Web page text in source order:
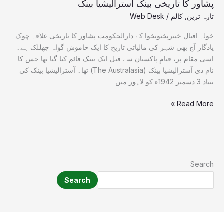
پشاور کا تاریخی بینک آسترالیشیا بینک
تازہ ترین کالم /
Web Desk
خولہ اقبال خیبرپختونخوا کے دارالحکومت پشاور کا تاریخی علاقہ چوک
یادگار آج بھی شہر کی مالیاتی تاریخ کا ایک خاموش گواہ جھللک ہے۔
اسی مقام پر، قیامِ پاکستان سے قبل ایک بینک قائم کیا گیا تھا جس کا
نام دی آسترالیشیا بینک (The Australasia) تھا۔ آسترالیشیا بینک کی
بنیاد 3 دسمبر 1942ء کو لاہور میں
Read More »
Search
Search